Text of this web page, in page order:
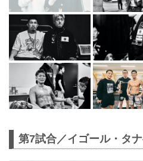
第7試合／イゴール・タ